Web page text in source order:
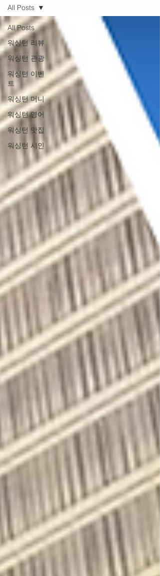
All Posts
워싱턴 리뷰
워싱턴 관광
워싱턴 이벤
트
워싱턴 머니
워싱턴 영어
워싱턴 맛집
워싱턴 시인
All Posts